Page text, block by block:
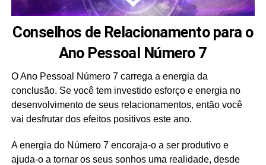
Conselhos de Relacionamento para o
Ano Pessoal Número 7
O Ano Pessoal Número 7 carrega a energia da
conclusão. Se você tem investido esforço e energia no
desenvolvimento de seus relacionamentos, então você
vai desfrutar dos efeitos positivos este ano.
A energia do Número 7 encoraja-o a ser produtivo e
ajuda-o a tornar os seus sonhos uma realidade, desde